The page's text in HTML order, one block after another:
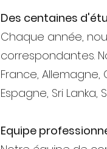
Des centaines
Chaque année,
correspondantes.
France, Allemagne,
Espagne, Sri Lanka,
Equipe